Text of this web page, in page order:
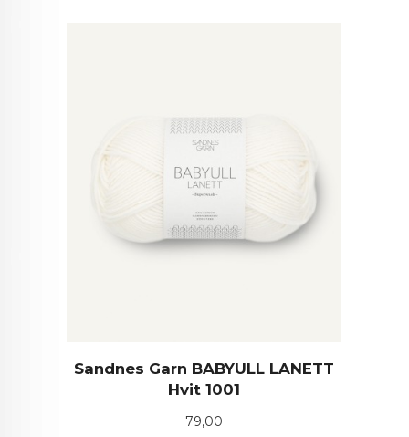
Sandnes Garn BABYULL LANETT
Hvit 1001
Pris
79,00